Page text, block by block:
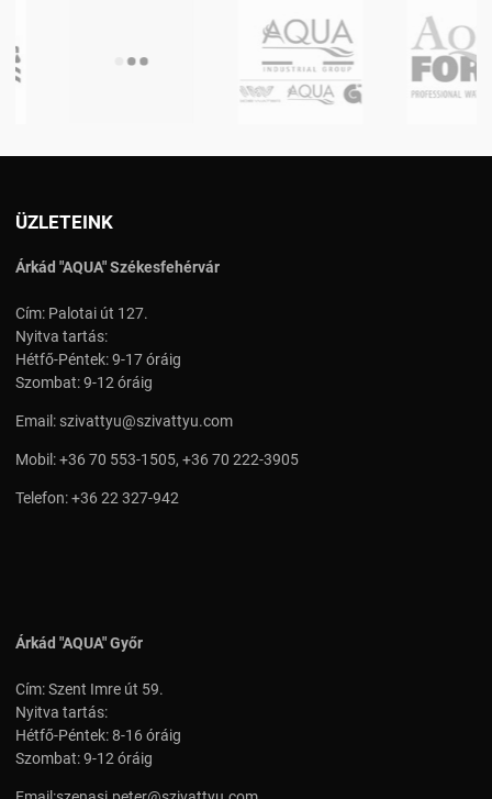
ÜZLETEINK
Árkád "AQUA" Székesfehérvár
Cím: Palotai út 127.
Nyitva tartás:
Hétfő-Péntek: 9-17 óráig
Szombat: 9-12 óráig
Email: szivattyu@szivattyu.com
Mobil:+36 70 553-1505, +36 70 222-3905
Telefon:+36 22 327-942
Árkád "AQUA" Győr
Cím: Szent Imre út 59.
Nyitva tartás:
Hétfő-Péntek: 8-16 óráig
Szombat: 9-12 óráig